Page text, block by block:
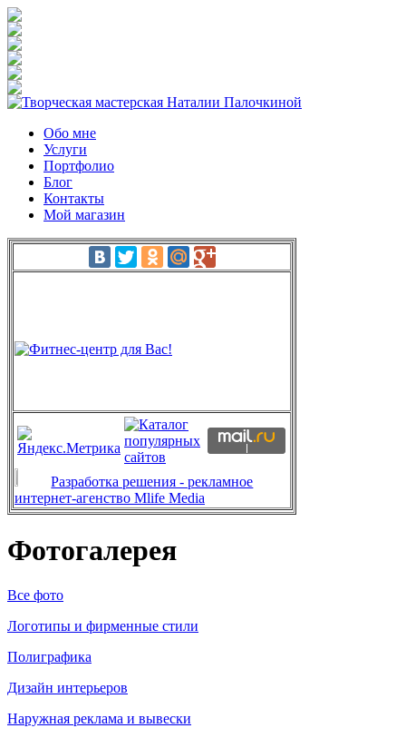
Обо мне
Услуги
Портфолио
Блог
Контакты
Мой магазин
Разработка решения - рекламное
интернет-агенство Mlife Media
Фотогалерея
Все фото
Логотипы и фирменные стили
Полиграфика
Дизайн интерьеров
Наружная реклама и вывески